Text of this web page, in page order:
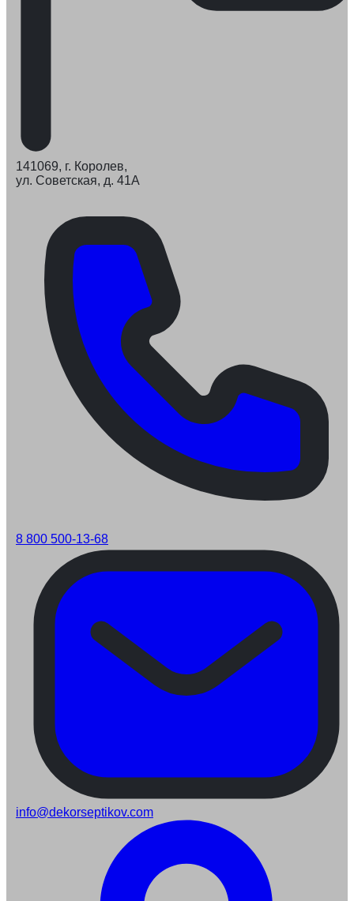
141069, г. Королев,
ул. Советская, д. 41А
8 800 500-13-68
info@dekorseptikov.com